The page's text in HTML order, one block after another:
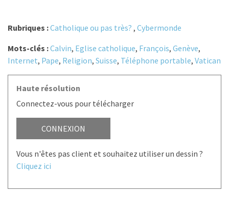
Rubriques :Catholique ou pas très? , Cybermonde
Mots-clés :Calvin, Eglise catholique, François, Genève,
Internet, Pape, Religion, Suisse, Téléphone portable, Vatican
Haute résolution
Connectez-vous pour télécharger
CONNEXION
Vous n'êtes pas client et souhaitez utiliser un dessin ?
Cliquez ici